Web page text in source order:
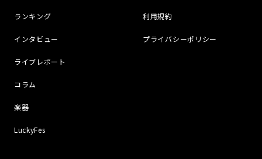
ランキング
インタビュー
ライブレポート
コラム
楽器
LuckyFes
利用規約
プライバシーポリシー